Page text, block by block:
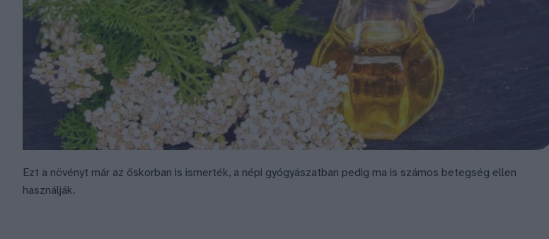
Ezt a növényt már az őskorban is ismerték, a népi gyógyászatban pedig ma is számos betegség ellen
használják.